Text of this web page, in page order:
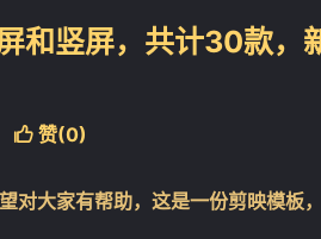
和竖屏，共计30款，
 赞(0)
对大家有帮助，这是一份剪映模板